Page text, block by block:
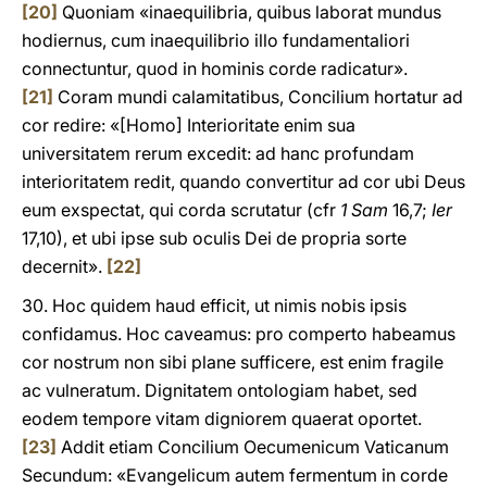
[20] Quoniam «inaequilibria, quibus laborat mundus
hodiernus, cum inaequilibrio illo fundamentaliori
connectuntur, quod in hominis corde radicatur».
[21] Coram mundi calamitatibus, Concilium hortatur ad
cor redire: «[Homo] Interioritate enim sua
universitatem rerum excedit: ad hanc profundam
interioritatem redit, quando convertitur ad cor ubi Deus
eum exspectat, qui corda scrutatur (cfr 1 Sam 16,7; Ier
17,10), et ubi ipse sub oculis Dei de propria sorte
decernit». [22]
30. Hoc quidem haud efficit, ut nimis nobis ipsis
confidamus. Hoc caveamus: pro comperto habeamus
cor nostrum non sibi plane sufficere, est enim fragile
ac vulneratum. Dignitatem ontologiam habet, sed
eodem tempore vitam digniorem quaerat oportet.
[23] Addit etiam Concilium Oecumenicum Vaticanum
Secundum: «Evangelicum autem fermentum in corde